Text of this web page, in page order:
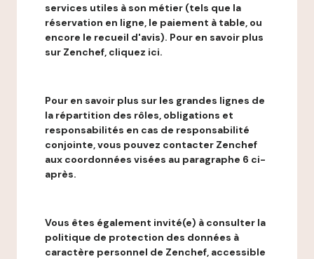
services utiles à son métier (tels que la
réservation en ligne, le paiement à table, ou
encore le recueil d'avis). Pour en savoir plus
sur Zenchef, cliquez ici.
Pour en savoir plus sur les grandes lignes de
la répartition des rôles, obligations et
responsabilités en cas de responsabilité
conjointe, vous pouvez contacter Zenchef
aux coordonnées visées au paragraphe 6 ci-
après.
Vous êtes également invité(e) à consulter la
politique de protection des données à
caractère personnel de Zenchef, accessible